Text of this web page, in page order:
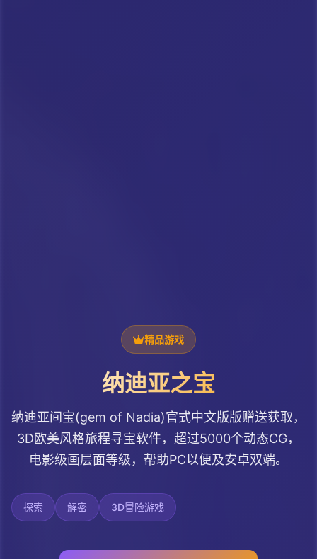
精品游戏
纳迪亚之宝
纳迪亚间宝(gem of Nadia)官式中文版版赠送获取，
3D欧美风格旅程寻宝软件，超过5000个动态CG，
电影级画层面等级，帮助PC以便及安卓双端。
探索 解密 3D冒险游戏